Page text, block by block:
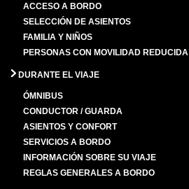
ACCESO A BORDO
SELECCIÓN DE ASIENTOS
FAMILIA Y NIÑOS
PERSONAS CON MOVILIDAD REDUCIDA
DURANTE EL VIAJE
ÓMNIBUS
CONDUCTOR / GUARDA
ASIENTOS Y CONFORT
SERVICIOS A BORDO
INFORMACIÓN SOBRE SU VIAJE
REGLAS GENERALES A BORDO